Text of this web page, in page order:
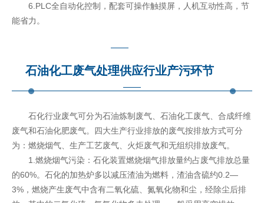
6.PLC全自动化控制，配套可操作触摸屏，人机互动性高，节
能省力。
石油化工废气处理供应行业产污环节
石化行业废气可分为石油炼制废气、石油化工废气、合成纤维
废气和石油化肥废气。四大生产行业排放的废气按排放方式可分
为：燃烧烟气、生产工艺废气、火炬废气和无组织排放废气。
1.燃烧烟气污染：石化装置燃烧烟气排放量约占废气排放总量
的60%。石化的加热炉多以减压渣油为燃料，渣油含硫约0.2—
3%，燃烧产生废气中含有二氧化硫、氮氧化物和尘，经除尘后排